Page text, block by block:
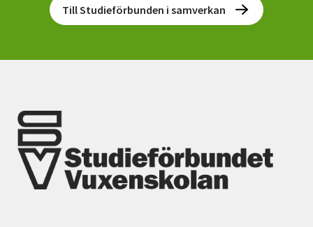
Till Studieförbunden i samverkan